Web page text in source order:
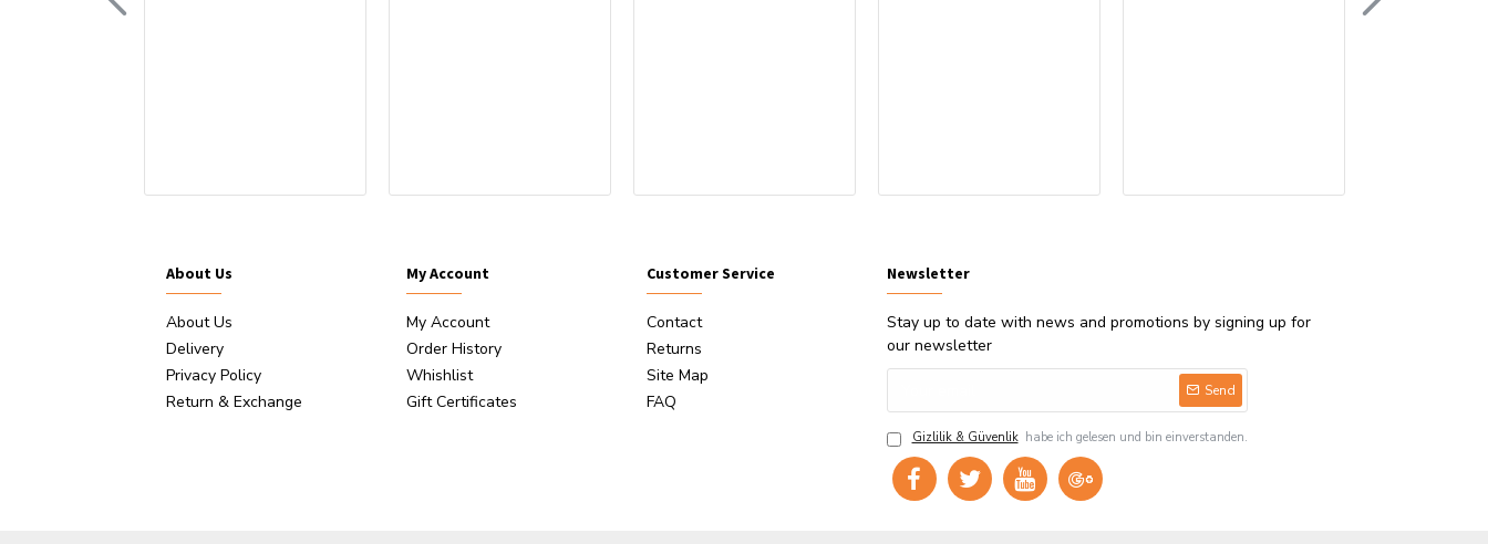
About Us
About Us
Delivery
Privacy Policy
Return & Exchange
My Account
My Account
Order History
Whishlist
Gift Certificates
Customer Service
Contact
Returns
Site Map
FAQ
Newsletter
Stay up to date with news and promotions by signing up for
our newsletter
Send
Gizlilik & Güvenlik habe ich gelesen und bin einverstanden.